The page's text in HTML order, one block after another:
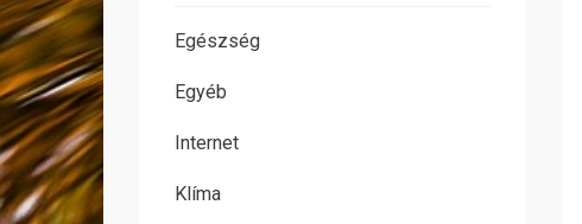
Egészség
Egyéb
Internet
Klíma